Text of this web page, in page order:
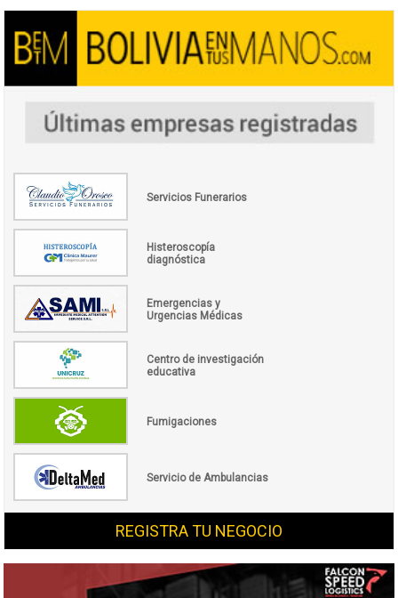
Servicios Funerarios
Histeroscopía
diagnóstica
Emergencias y
Urgencias Médicas
Centro de investigación
educativa
Fumigaciones
Servicio de Ambulancias
REGISTRA TU NEGOCIO